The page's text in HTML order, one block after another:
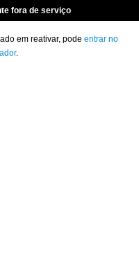
fora de serviço
em reativar, pode entrar no
.